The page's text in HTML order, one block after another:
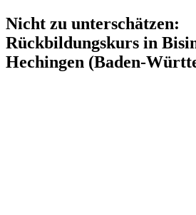
Nicht zu unterschätzen:
Rückbildungskurs in
Hechingen (Baden-